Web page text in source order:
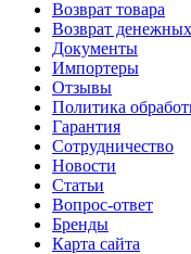
Возврат товара
Возврат денежных
Документы
Импортеры
Отзывы
Политика
Гарантия
Сотрудничество
Новости
Статьи
Вопрос-ответ
Бренды
Карта сайта